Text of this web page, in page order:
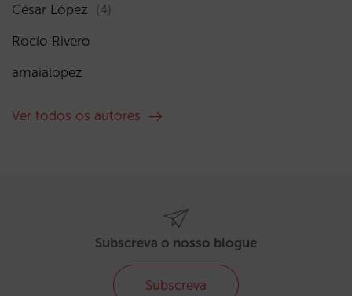
César López (4)
Rocío Rivero
amaialopez
Ver todos os autores
Subscreva o nosso blogue
Subscreva